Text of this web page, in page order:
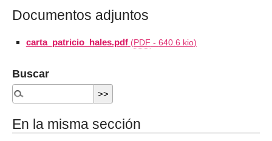
Documentos adjuntos
carta_patricio_hales.pdf (PDF - 640.6 kio)
Buscar
En la misma sección